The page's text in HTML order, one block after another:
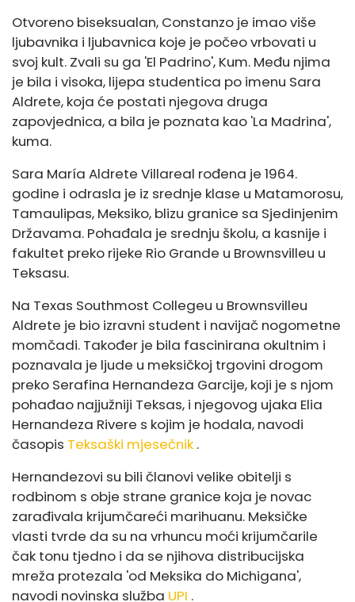
Otvoreno biseksualan, Constanzo je imao više
ljubavnika i ljubavnica koje je počeo vrbovati u
svoj kult. Zvali su ga 'El Padrino', Kum. Među njima
je bila i visoka, lijepa studentica po imenu Sara
Aldrete, koja će postati njegova druga
zapovjednica, a bila je poznata kao 'La Madrina',
kuma.
Sara María Aldrete Villareal rođena je 1964.
godine i odrasla je iz srednje klase u Matamorosu,
Tamaulipas, Meksiko, blizu granice sa Sjedinjenim
Državama. Pohađala je srednju školu, a kasnije i
fakultet preko rijeke Rio Grande u Brownsvilleu u
Teksasu.
Na Texas Southmost Collegeu u Brownsvilleu
Aldrete je bio izravni student i navijač nogometne
momčadi. Također je bila fascinirana okultnim i
poznavala je ljude u meksičkoj trgovini drogom
preko Serafina Hernandeza Garcije, koji je s njom
pohađao najjužniji Teksas, i njegovog ujaka Elia
Hernandeza Rivere s kojim je hodala, navodi
časopis Teksaški mjesečnik .
Hernandezovi su bili članovi velike obitelji s
rodbinom s obje strane granice koja je novac
zarađivala krijumčareći marihuanu. Meksičke
vlasti tvrde da su na vrhuncu moći krijumčarile
čak tonu tjedno i da se njihova distribucijska
mreža protezala 'od Meksika do Michigana',
navodi novinska služba UPI .